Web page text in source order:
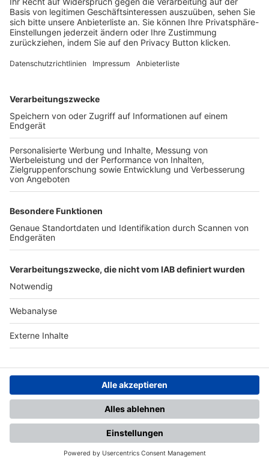
Login SpielPlus
FOLGE DEM BFV
TOP-VEREINE
TOP-PARTNER
Nutzungsbedingungen Datenschutz Impressum